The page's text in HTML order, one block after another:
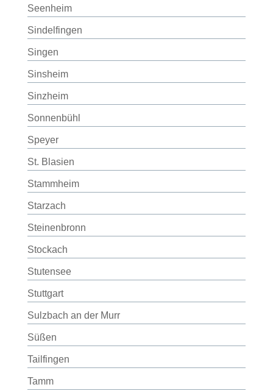
Seenheim
Sindelfingen
Singen
Sinsheim
Sinzheim
Sonnenbühl
Speyer
St. Blasien
Stammheim
Starzach
Steinenbronn
Stockach
Stutensee
Stuttgart
Sulzbach an der Murr
Süßen
Tailfingen
Tamm